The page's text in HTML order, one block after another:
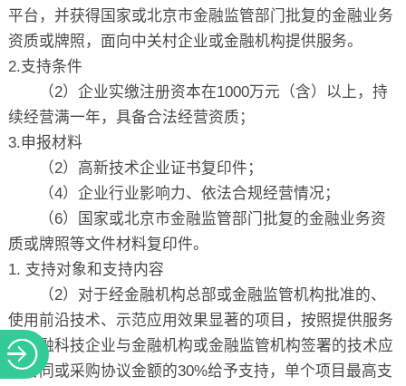
平台，并获得国家或北京市金融监管部门批复的金融业务
资质或牌照，面向中关村企业或金融机构提供服务。
2.支持条件
（2）企业实缴注册资本在1000万元（含）以上，持
续经营满一年，具备合法经营资质；
3.申报材料
（2）高新技术企业证书复印件；
（4）企业行业影响力、依法合规经营情况；
（6）国家或北京市金融监管部门批复的金融业务资
质或牌照等文件材料复印件。
1. 支持对象和支持内容
（2）对于经金融机构总部或金融监管机构批准的、
使用前沿技术、示范应用效果显著的项目，按照提供服务
的金融科技企业与金融机构或金融监管机构签署的技术应
用合同或采购协议金额的30%给予支持，单个项目最高支